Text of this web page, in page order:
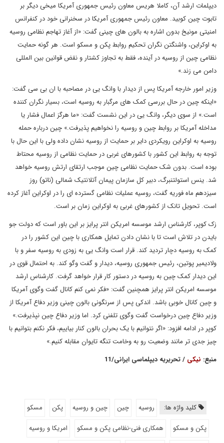
دیپلمات ارشد آن،‌ کاملا هریس معاون رئیس جمهوری آمریکا میخی دیگر بر
تابوت چین کوبید. معاون رئیس جمهوری آمریکا در سخنرانی خود در کنفرانس
امنیتی مونیخ بدون اشاره به بالون های چینی گفت: «از آغاز تهاجم نظامی روسیه
به اوکراین، واشنگتن نگران تحکیم روابط پکن و مسکو است. هر گونه حمایت
نظامی چین از روسیه در آینده، فقط به تجاوز کشتار و نقض قوانین بین المللی
دامن می زند.»‌
وزیر امور خارجه آمریکا پس از دیدار با وانگ یی در مصاحبه با ان بی سی گفت:
«اینکه چین در حال بررسی کمک های مرگبار به روسیه است، بسیار نگران کننده
است.» از سوی دیگر،‌ وانگ یی در این نشست گفت: «ما هرگز اعمال فشار یا
مداخله آمریکا بر روابط چین و روسیه را نخواهیم پذیرفت.»‌ چین درباره حمله
روسیه به اوکراین رویکردی دایر بر حمایت از روسیه نشان داده ولی با این حال با
توجه به روابط این کشور با کشورهای غربی در حمایت نظامی از روسیه محتاط
بوده است. بدون شک حمایت نظامی چین موجب ارتقای ارتش روسیه خواهد
شد. ینس استولتنبرگ، دبیر کل سازمان پیمان آتلانتیک شمالی (‌ناتو) روز
سیزدهم ماه فوریه گفت، روسیه عملیات نظامی گسترده ای را در اوکراین آغاز کرده
است. تحویل تانک از کشورهای غربی به اوکراین زمان بر است.
زک کوپر، کارشناس ارشد موسسه امریکن انتر پرایز بر این باور است که دولت جو
بایدن در تلاش است تا با نشان دادن تمایل همکاری با چین این کشور را در
کمک به روسیه دچار تردید کند. قرار است وانگ یی به زودی به روسیه سفر و با
ولادیمیر پوتین، رئیس جمهوری روسیه، دیدار و گفت وگو کند. به احتمال قوی در
این دیدار کمک چین به روسیه در دستور کار قرار خواهد گرفت. کارشناس ارشد
موسسه امریکن انتر پرایز همچنین گفت: «فکر نمی کنم کانال گفت وگوی آمریکا
و چین کانال خوبی باشد. اندکی پس از سرنگونی بالون چینی وزیر دفاع آمریکا از
وزیر دفاع چین درخواست گفت وگوی تلفنی کرد. اما وزیر دفاع چین نپذیرفت.»
کوپر در ادامه افزود: «اگر نتوانیم با یک بحران بالون کنار بیاییم،‌ فکر نکنم بتوانیم با
چیز جدی تر مانند وضعیت رو به وخامت تنگه تایوان مقابله کنیم.»
منبع: نیکی / تحریریه دیپلماسی ایرانی/11
کلید واژه ها: روسیه چین چین و روسیه پکن
مسکو
پکن و مسکو
همکاری فنی-نظامی پکن و مسکو
امریکا و روسیه